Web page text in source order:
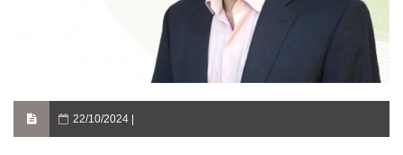
22/10/2024 |